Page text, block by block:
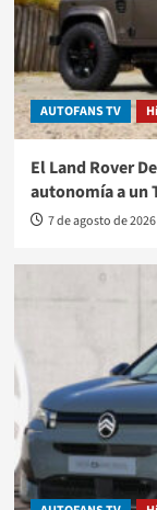
AUTOFANS TV
El Land Rover
autonomía a un
7 de agosto de 2026